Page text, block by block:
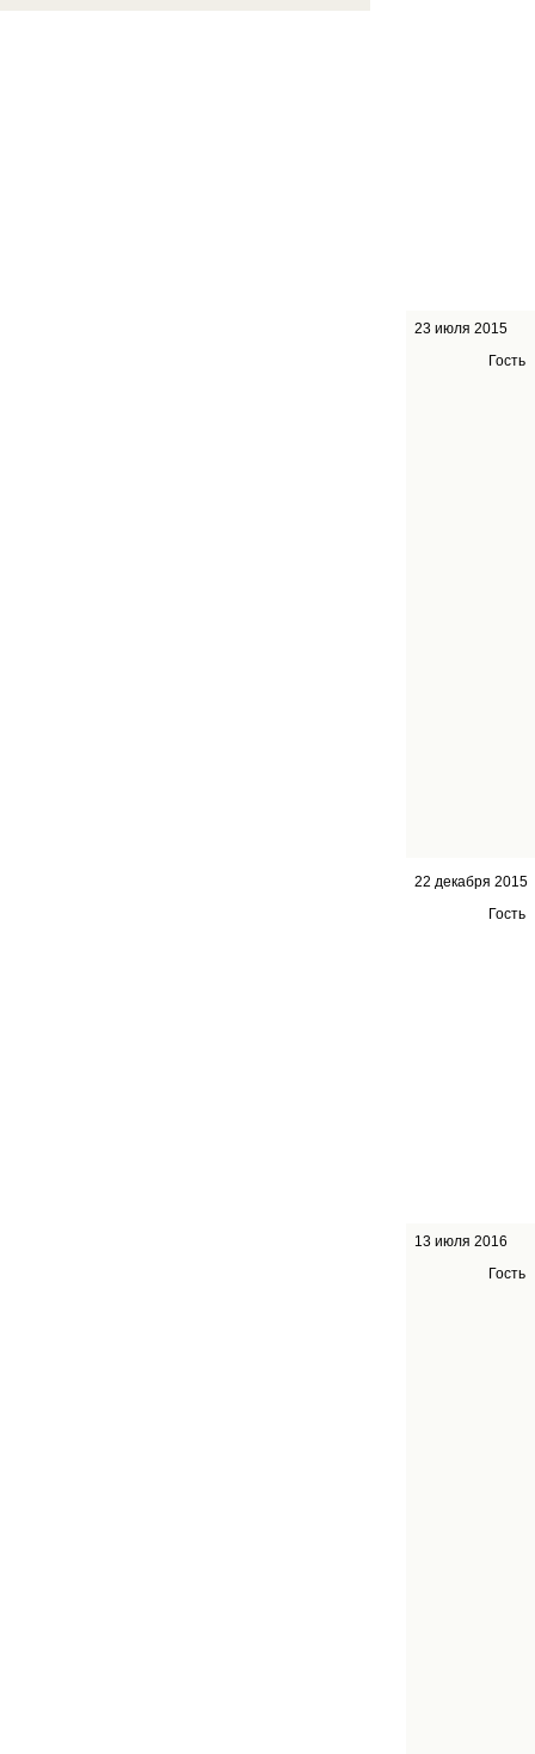
23 июля 2015
Гость
22 декабря 2015
Гость
13 июля 2016
Гость